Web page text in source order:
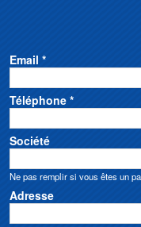
Email *
Téléphone *
Société
Ne pas remplir si vous êtes un
Adresse